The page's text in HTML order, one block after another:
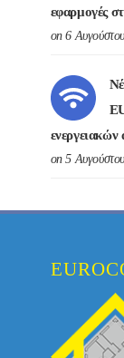
εφαρμογές
on 6
ενεργειακών
on 5